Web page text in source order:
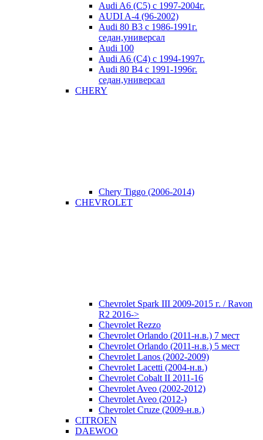
Audi A6 (C5) с 1997-2004г.
AUDI A-4 (96-2002)
Audi 80 В3 с 1986-1991г.
седан,универсал
Audi 100
Audi A6 (C4) с 1994-1997г.
Audi 80 В4 с 1991-1996г.
седан,универсал
CHERY
Chery Tiggo (2006-2014)
CHEVROLET
Chevrolet Spark III 2009-2015 г. / Ravon
R2 2016->
Chevrolet Rezzo
Chevrolet Orlando (2011-н.в.) 7 мест
Chevrolet Orlando (2011-н.в.) 5 мест
Chevrolet Lanos (2002-2009)
Chevrolet Lacetti (2004-н.в.)
Chevrolet Cobalt II 2011-16
Chevrolet Aveo (2002-2012)
Chevrolet Aveo (2012-)
Chevrolet Cruze (2009-н.в.)
CITROEN
DAEWOO